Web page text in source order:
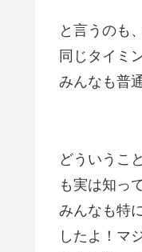
と言うのも
同じタイミ
みんなも普
どういうこ
も実は知っ
みんなも特
したよ！マ